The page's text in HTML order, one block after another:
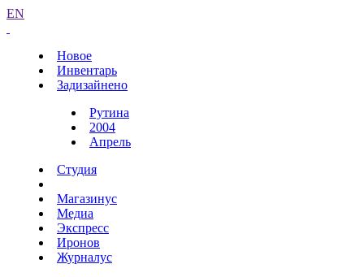
EN
Новое
Инвентарь
Задизайнено
Рутина
2004
Апрель
Студия
Магазинус
Медиа
Экспресс
Иронов
Журналус